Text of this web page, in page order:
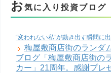
お気に入り投資ブログ
“変われない私”が動き出す瞬間に
梅屋敷商店街のランダ
ブログ「梅屋敷商店街の
カー」21周年。感謝プレ